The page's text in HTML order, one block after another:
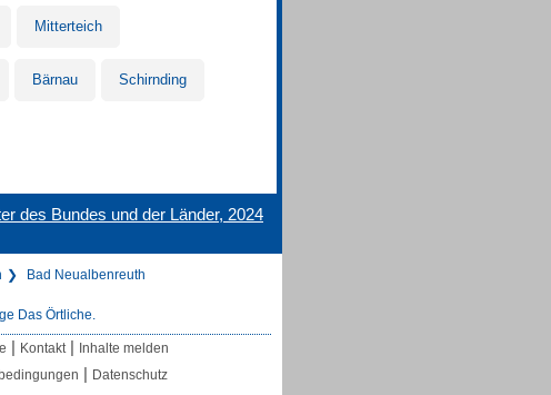
Mitterteich
Bärnau Schirnding
des Bundes und der Länder, 2024
Bad Neualbenreuth
Das Örtliche.
| Kontakt | Inhalte melden
| Datenschutz